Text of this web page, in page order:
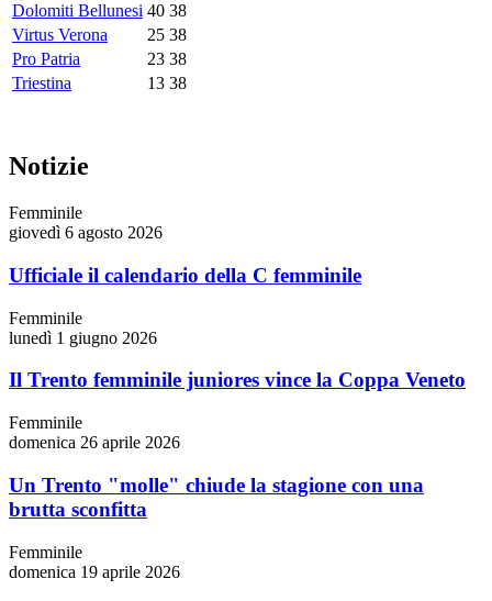
Dolomiti Bellunesi 40 38
Virtus Verona
25 38
Pro Patria
23 38
Triestina
13 38
Notizie
Femminile
giovedì 6 agosto 2026
Ufficiale il calendario della C femminile
Femminile
lunedì 1 giugno 2026
Il Trento femminile juniores vince la Coppa Veneto
Femminile
domenica 26 aprile 2026
Un Trento "molle" chiude la stagione con una
brutta sconfitta
Femminile
domenica 19 aprile 2026